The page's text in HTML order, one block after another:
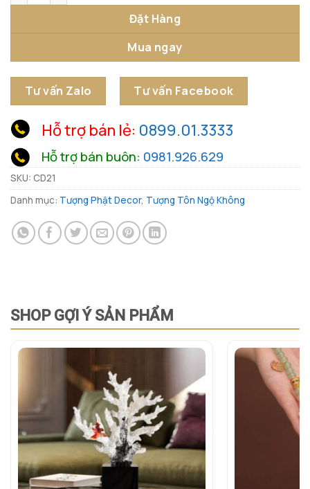
Đặt Hàng
Mua ngay
Tư vấn Zalo Tư vấn Facebook
Hỗ trợ bán lẻ: 0899.01.3333
Hỗ trợ bán buôn: 0981.926.629
SKU: CD21
Danh mục: Tượng Phật Decor, Tượng Tôn Ngộ Không
SHOP GỢI Ý SẢN PHẨM